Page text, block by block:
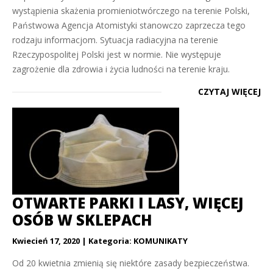
wystąpienia skażenia promieniotwórczego na terenie Polski,
Państwowa Agencja Atomistyki stanowczo zaprzecza tego
rodzaju informacjom. Sytuacja radiacyjna na terenie
Rzeczypospolitej Polski jest w normie. Nie występuje
zagrożenie dla zdrowia i życia ludności na terenie kraju.
CZYTAJ WIĘCEJ
OTWARTE PARKI I LASY, WIĘCEJ
OSÓB W SKLEPACH
Kwiecień 17, 2020 Kategoria: KOMUNIKATY
Od 20 kwietnia zmienią się niektóre zasady bezpieczeństwa.